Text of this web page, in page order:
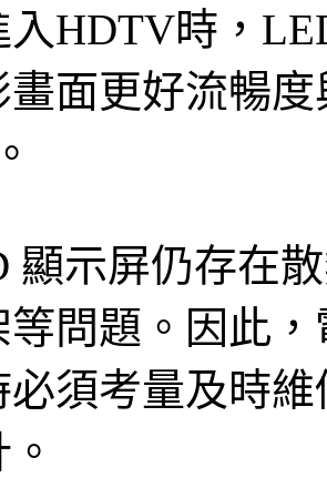
入HDTV時，
畫面更好流暢
顯示屏仍存在
等問題。因此
必須考量及時